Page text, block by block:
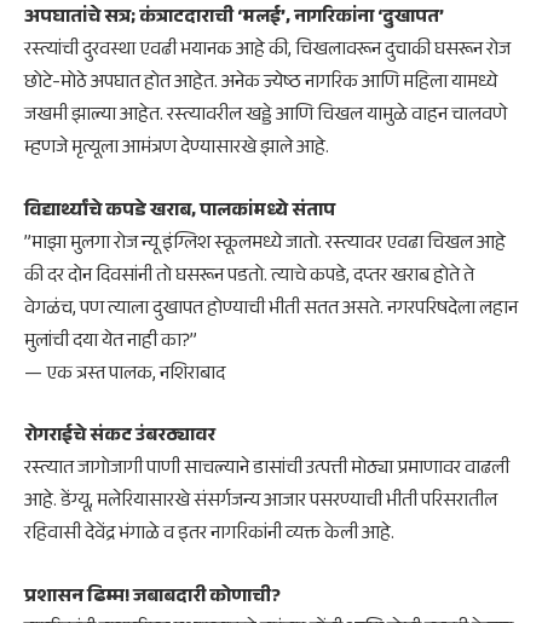
अपघातांचे सत्र; कंत्राटदाराची ‘मलई’, नागरिकांना ‘दुखापत’
​रस्त्यांची दुरवस्था एवढी भयानक आहे की, चिखलावरून दुचाकी घसरून रोज
छोटे-मोठे अपघात होत आहेत. अनेक ज्येष्ठ नागरिक आणि महिला यामध्ये
जखमी झाल्या आहेत. रस्त्यावरील खड्डे आणि चिखल यामुळे वाहन चालवणे
म्हणजे मृत्यूला आमंत्रण देण्यासारखे झाले आहे.
​विद्यार्थ्यांचे कपडे खराब, पालकांमध्ये संताप
​”माझा मुलगा रोज न्यू इंग्लिश स्कूलमध्ये जातो. रस्त्यावर एवढा चिखल आहे
की दर दोन दिवसांनी तो घसरून पडतो. त्याचे कपडे, दप्तर खराब होते ते
वेगळंच, पण त्याला दुखापत होण्याची भीती सतत असते. नगरपरिषदेला लहान
मुलांची दया येत नाही का?”
— एक त्रस्त पालक, नशिराबाद
​रोगराईचे संकट उंबरठ्यावर
​रस्त्यात जागोजागी पाणी साचल्याने डासांची उत्पत्ती मोठ्या प्रमाणावर वाढली
आहे. डेंग्यू, मलेरियासारखे संसर्गजन्य आजार पसरण्याची भीती परिसरातील
रहिवासी देवेंद्र भंगाळे व इतर नागरिकांनी व्यक्त केली आहे.
​प्रशासन ढिम्म! जबाबदारी कोणाची?